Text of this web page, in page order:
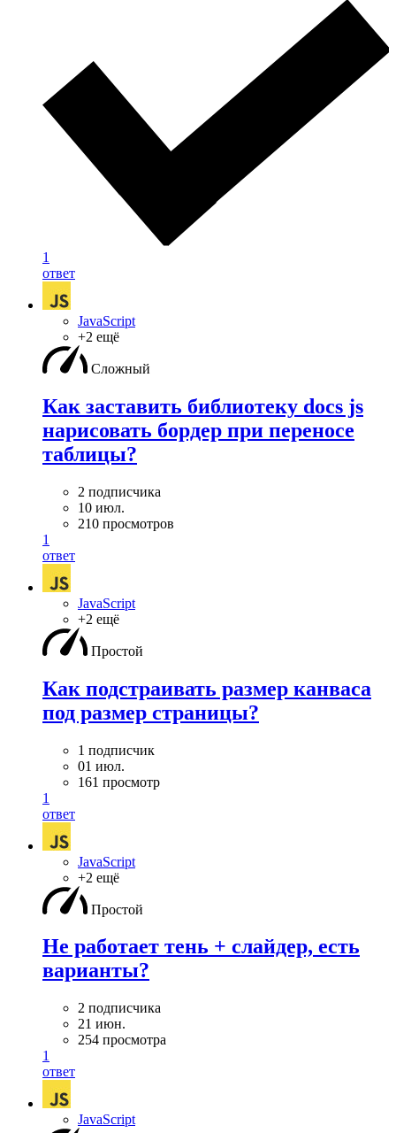
1
ответ
JavaScript
+2 ещё
Сложный
Как заставить библиотеку docs js
нарисовать бордер при переносе
таблицы?
2 подписчика
10 июл.
210 просмотров
1
ответ
JavaScript
+2 ещё
Простой
Как подстраивать размер канваса
под размер страницы?
1 подписчик
01 июл.
161 просмотр
1
ответ
JavaScript
+2 ещё
Простой
Не работает тень + слайдер, есть
варианты?
2 подписчика
21 июн.
254 просмотра
1
ответ
JavaScript